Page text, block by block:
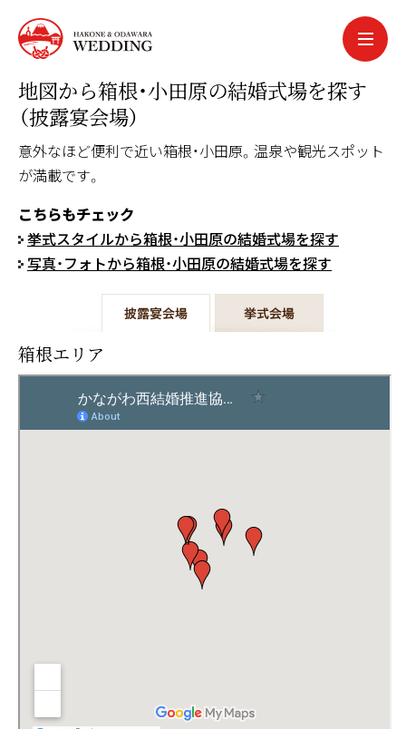
中文繁体
한국어
español
地図から箱根・小田原の結婚式場を探す
（披露宴会場）
意外なほど便利で近い箱根・小田原。温泉や観光スポット
が満載です。
こちらもチェック
挙式スタイルから箱根・小田原の結婚式場を探す
写真・フォトから箱根・小田原の結婚式場を探す
箱根エリア